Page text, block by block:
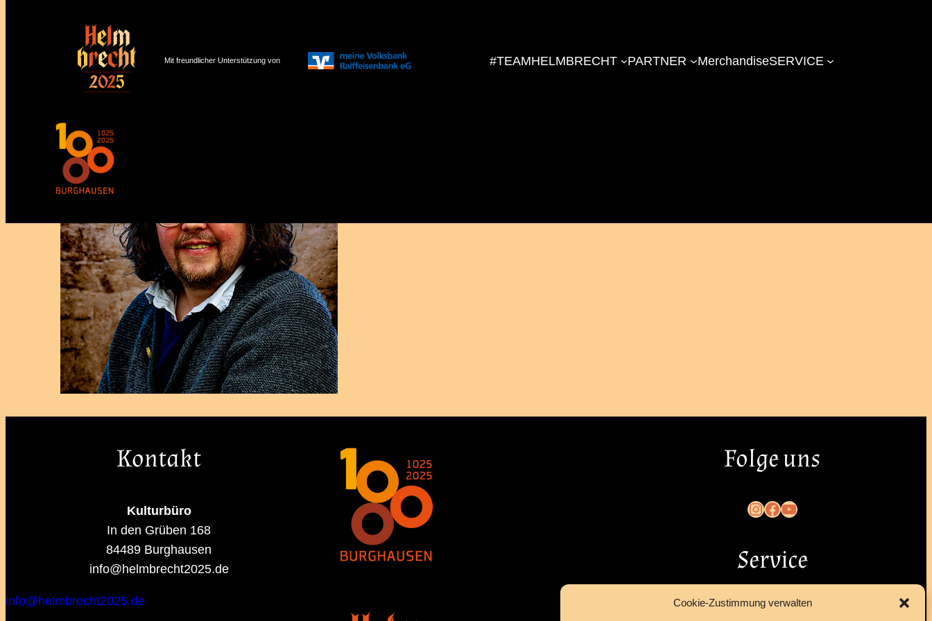
Cookie-Zustimmung verwalten
Mit freundlicher Unterstützung von #TEAMHELMBRECHT PARTNER MerchandiseSERVICE
Kontakt
Kulturbüro
In den Grüben 168
84489 Burghausen
info@helmbrecht2025.de
info@helmbrecht2025.de
Folge uns
InstagramFacebook YouTube
Service
Kontakt